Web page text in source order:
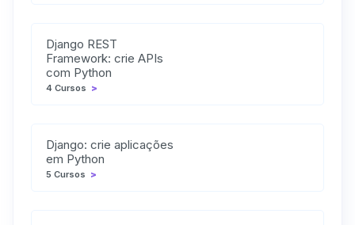
Django REST
Framework: crie APIs
com Python
4 Cursos >
Django: crie aplicações
em Python
5 Cursos >